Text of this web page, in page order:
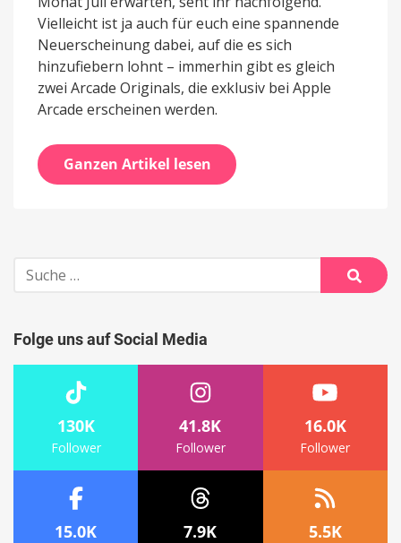
Vielleicht ist ja auch für euch eine spannende
Neuerscheinung dabei, auf die es sich
hinzufiebern lohnt – immerhin gibt es gleich
zwei Arcade Originals, die exklusiv bei Apple
Arcade erscheinen werden.
Ganzen Artikel lesen
Suche
nach:
Suche
Folge uns auf Social Media
130K
Follower
41.8K
Follower
16.0K
Follower
15.0K 7.9K 5.5K